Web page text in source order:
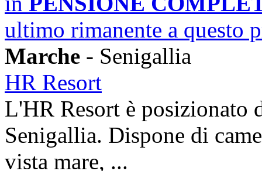
ultimo rimanente a questo
Marche - Senigallia
HR Resort
L'HR Resort è posizionato
Senigallia. Dispone di
vista mare, ...